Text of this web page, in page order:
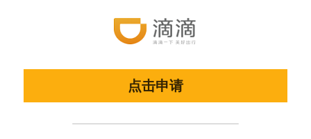
点击申请